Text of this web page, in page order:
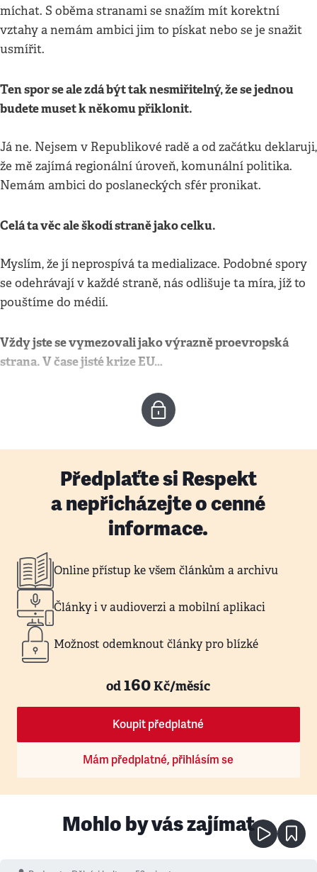
míchat. S oběma stranami se snažím mít korektní
vztahy a nemám ambici jim to pískat nebo se je snažit
usmířit.
Ten spor se ale zdá být tak nesmiřitelný, že se jednou
budete muset k někomu přiklonit.
Já ne. Nejsem v Republikové radě a od začátku deklaruji,
že mě zajímá regionální úroveň, komunální politika.
Nemám ambici do poslaneckých sfér pronikat.
Celá ta věc ale škodí straně jako celku.
Myslím, že jí neprospívá ta medializace. Podobné spory
se odehrávají v každé straně, nás odlišuje ta míra, jíž to
pouštíme do médií.
Vždy jste se vymezovali jako výrazně proevropská
strana. V čase jisté krize EU…
Předplaťte si Respekt
a nepřicházejte o cenné
informace.
Online přístup ke všem článkům a archivu
Články i v audioverzi a mobilní aplikaci
Možnost odemknout články pro blízké
od160Kč/měsíc
Koupit předplatné
Mám předplatné, přihlásím se
Mohlo by vás zajímat